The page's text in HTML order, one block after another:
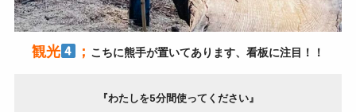
観光 ； こちに熊手が置いてあります、看板に注目！！
『わたしを5分間使ってください』